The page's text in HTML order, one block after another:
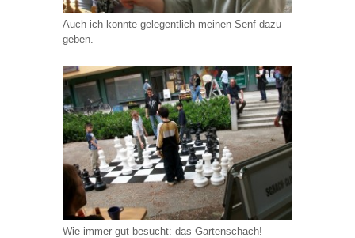
Auch ich konnte gelegentlich meinen Senf dazu
geben.
Wie immer gut besucht: das Gartenschach!